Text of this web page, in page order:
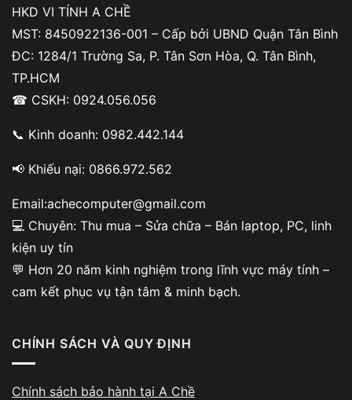
HKD VI TÍNH A CHỀ
MST: 8450922136-001 – Cấp bởi UBND Quận Tân Bình
ĐC: 1284/1 Trường Sa, P. Tân Sơn Hòa, Q. Tân Bình,
TP.HCM
☎ CSKH: 0924.056.056
📞 Kinh doanh: 0982.442.144
📢 Khiếu nại: 0866.972.562
Email:achecomputer@gmail.com
💻 Chuyên: Thu mua – Sửa chữa – Bán laptop, PC, linh
kiện uy tín
💬 Hơn 20 năm kinh nghiệm trong lĩnh vực máy tính –
cam kết phục vụ tận tâm & minh bạch.
CHÍNH SÁCH VÀ QUY ĐỊNH
Chính sách bảo hành tại A Chề